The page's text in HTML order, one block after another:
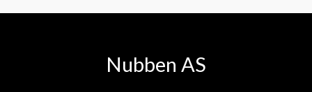
Nubben AS